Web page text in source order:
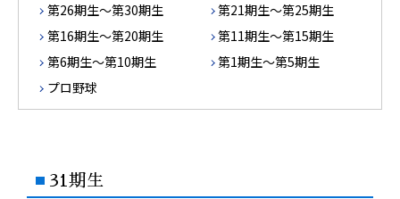
第26期生～第30期生
第21期生～第25期生
第16期生～第20期生
第11期生～第15期生
第6期生～第10期生
第1期生～第5期生
プロ野球
31期生